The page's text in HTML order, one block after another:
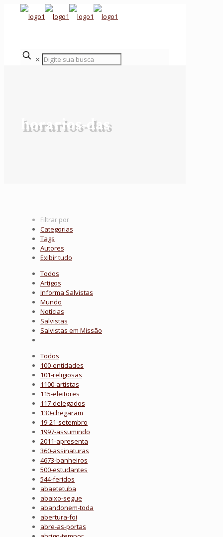
✕
horarios-das
Filtrar por
Categorias
Tags
Autores
Exibir tudo
Todos
Artigos
Informa Salvistas
Mundo
Notícias
Salvistas
Salvistas em Missão
Todos
100-entidades
101-religiosas
1100-artistas
115-eleitores
117-delegados
130-chegaram
19-21-setembro
1997-assumindo
2011-apresenta
360-assinaturas
4673-banheiros
500-estudantes
544-feridos
abaetetuba
abaixo-segue
abandonem-toda
abertura-foi
abre-as-portas